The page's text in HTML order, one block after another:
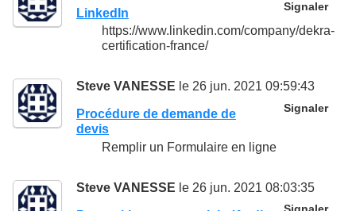
Signaler
LinkedIn
https://www.linkedin.com/company/dekra-
certification-france/
Steve VANESSE le 26 jun. 2021 09:59:43
Signaler
Procédure de demande de
devis
Remplir un Formulaire en ligne
Steve VANESSE le 26 jun. 2021 08:03:35